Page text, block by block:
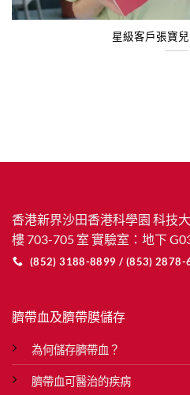
星級客戶張寶兒
香港新界沙田香港科學園 科技
樓 703-705 室 實驗室：地下
(852) 3188-8899 / (853) 2878-
臍帶血及臍帶膜儲存
為何儲存臍帶血？
臍帶血可醫治的疾病